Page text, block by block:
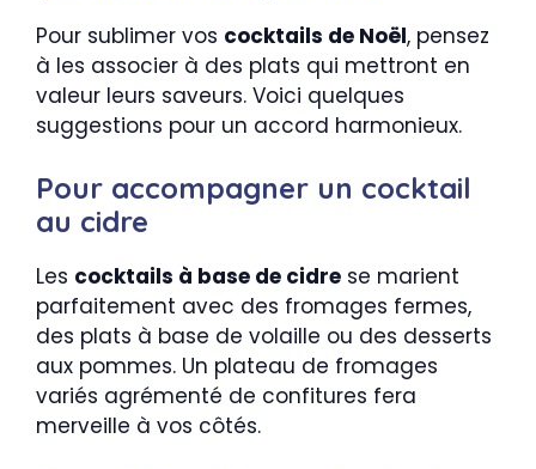
Pour sublimer vos cocktails de Noël, pensez
à les associer à des plats qui mettront en
valeur leurs saveurs. Voici quelques
suggestions pour un accord harmonieux.
Pour accompagner un cocktail
au cidre
Les cocktails à base de cidre se marient
parfaitement avec des fromages fermes,
des plats à base de volaille ou des desserts
aux pommes. Un plateau de fromages
variés agrémenté de confitures fera
merveille à vos côtés.